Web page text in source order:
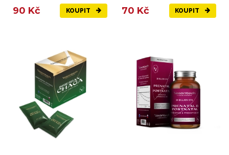
90 Kč KOUPIT 70 Kč KOUPIT